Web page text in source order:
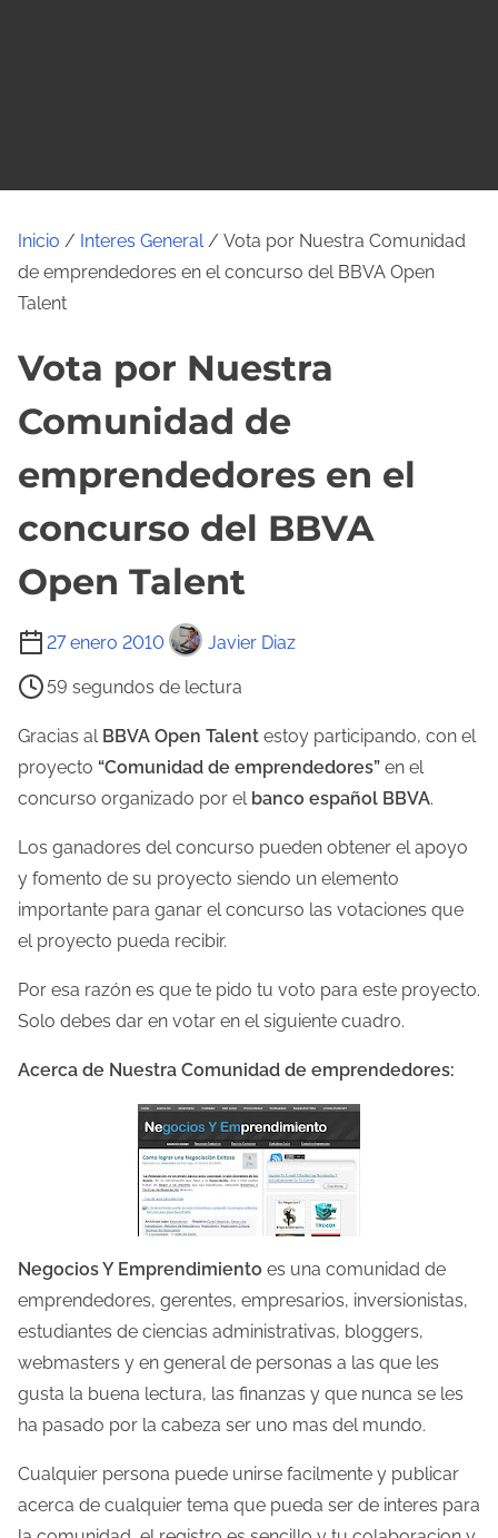
Inicio / Interes General/ Vota por Nuestra Comunidad
de emprendedores en el concurso del BBVA Open
Talent
Vota por Nuestra
Comunidad de
emprendedores en el
concurso del BBVA
Open Talent
27 enero 2010 Javier Diaz
T
e
m
p
o
e
l
e
c
t
u
a
n
a
59 segundos de lectura
Gracias al BBVA Open Talent estoy participando, con el
proyecto “Comunidad de emprendedores” en el
concurso organizado por el banco español BBVA.
Los ganadores del concurso pueden obtener el apoyo
y fomento de su proyecto siendo un elemento
importante para ganar el concurso las votaciones que
el proyecto pueda recibir.
Por esa razón es que te pido tu voto para este proyecto.
Solo debes dar en votar en el siguiente cuadro.
Acerca de Nuestra Comunidad de emprendedores:
Negocios Y Emprendimiento es una comunidad de
emprendedores, gerentes, empresarios, inversionistas,
estudiantes de ciencias administrativas, bloggers,
webmasters y en general de personas a las que les
gusta la buena lectura, las finanzas y que nunca se les
ha pasado por la cabeza ser uno mas del mundo.
Cualquier persona puede unirse facilmente y publicar
acerca de cualquier tema que pueda ser de interes para